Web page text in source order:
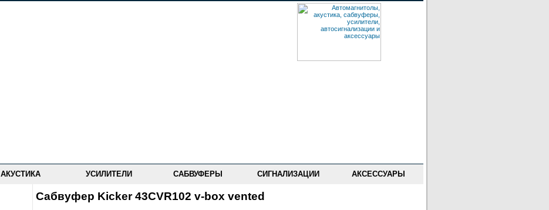
АКУСТИКА УСИЛИТЕЛИ САБВУФЕРЫ СИГНАЛИЗАЦИИ АКСЕССУАРЫ
Сабвуфер Kicker 43CVR102 v-box vented